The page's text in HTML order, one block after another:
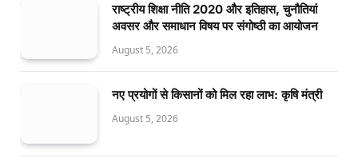
राष्ट्रीय शिक्षा नीति 2020 और इतिहास, चुनौतियां
अवसर और समाधान विषय पर संगोष्ठी का आयोजन
August 5, 2026
नए प्रयोगों से किसानों को मिल रहा लाभ: कृषि मंत्री
August 5, 2026